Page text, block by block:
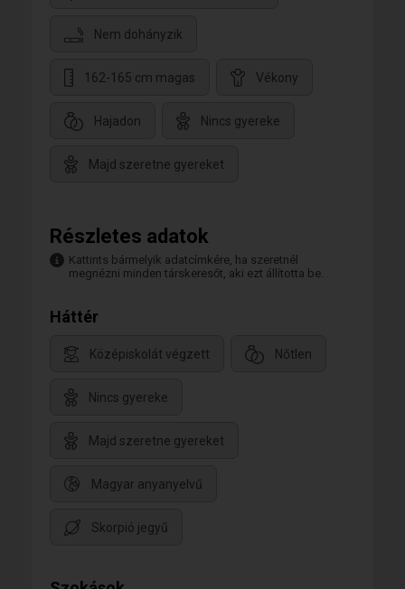
Nem dohányzik
162-165 cm magas Vékony
Hajadon Nincs gyereke
Majd szeretne gyereket
Részletes adatok
Kattints bármelyik adatcímkére, ha szeretnél
megnézni minden társkeresőt, aki ezt állította be.
Háttér
Középiskolát végzett Nőtlen
Nincs gyereke
Majd szeretne gyereket
Magyar anyanyelvű
Skorpió jegyű